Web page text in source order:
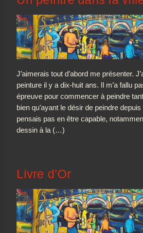
J’aimerais tout d’abord me présenter.
peinture il y a dix-huit ans. Il m’a fallu
épreuve pour commencer à peindre
bien qu’ayant le désir de peindre
pensais pas en être capable,
dessin à la (…)
Livre d’Or